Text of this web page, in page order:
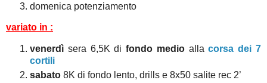
domenica potenziamento
variato in :
venerdì sera 6,5K difondo medioallacorsa dei 7
cortili
sabato 8K di fondo lento, drills e 8x50 salite rec 2’